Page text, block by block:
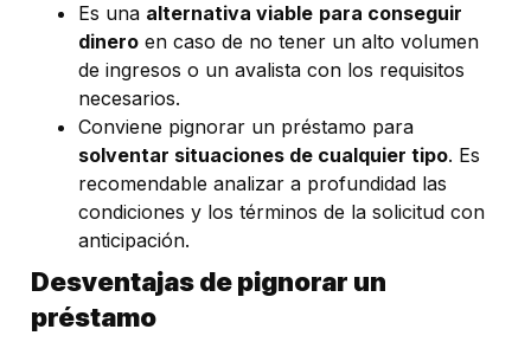
Es una alternativa viable para conseguir
dinero en caso de no tener un alto volumen
de ingresos o un avalista con los requisitos
necesarios.
Conviene pignorar un préstamo para
solventar situaciones de cualquier tipo. Es
recomendable analizar a profundidad las
condiciones y los términos de la solicitud con
anticipación.
Desventajas de pignorar un
préstamo